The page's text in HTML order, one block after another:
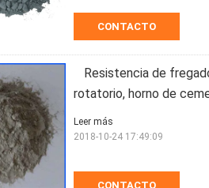
CONTACTO
Resistencia de
rotatorio, horno de
CONTACTO
Leer más
2018-10-24 17:49:09